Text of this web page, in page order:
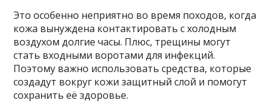
Это особенно неприятно во время походов, когда
кожа вынуждена контактировать с холодным
воздухом долгие часы. Плюс, трещины могут
стать входными воротами для инфекций.
Поэтому важно использовать средства, которые
создадут вокруг кожи защитный слой и помогут
сохранить её здоровье.